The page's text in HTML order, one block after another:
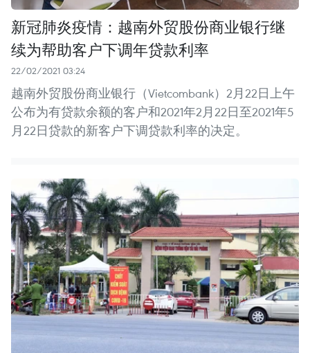
新冠肺炎疫情：越南外贸股份商业银行继
续为帮助客户下调年贷款利率
22/02/2021 03:24
越南外贸股份商业银行（Vietcombank）2月22日上午
公布为有贷款余额的客户和2021年2月22日至2021年5
月22日贷款的新客户下调贷款利率的决定。